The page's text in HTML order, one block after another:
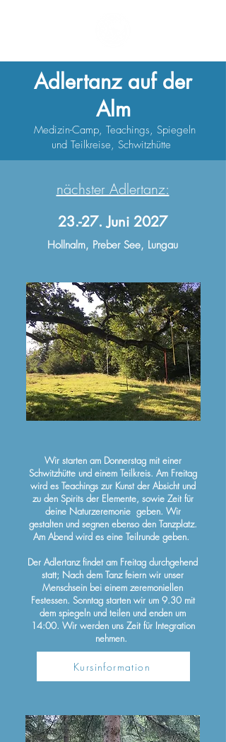
Adlertanz auf der
Alm
Medizin-Camp, Teachings, Spiegeln
und Teilkreise, Schwitzhütte
nächster Adlertanz:
23.-27. Juni 2027
Hollnalm, Preber See, Lungau
Wir starten am Donnerstag mit einer
Schwitzhütte und einem Teilkreis. Am Freitag
wird es Teachings zur Kunst der Absicht und
zu den Spirits der Elemente, sowie Zeit für
deine Naturzeremonie geben. Wir
gestalten und segnen ebenso den Tanzplatz.
Am Abend wird es eine Teilrunde geben.
Der Adlertanz findet am Freitag durchgehend
statt; Nach dem Tanz feiern wir unser
Menschsein bei einem zeremoniellen
Festessen. Sonntag starten wir um 9.30 mit
dem spiegeln und teilen und enden um
14:00. Wir werden uns Zeit für Integration
nehmen.
Kursinformation